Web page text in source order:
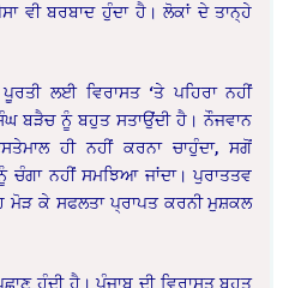
ਵੀ ਬਰਬਾਦ ਹੁੰਦਾ ਹੈ। ਲੋਕਾਂ ਦੇ ਤਾਨ੍ਹੇ
ਲਈ ਵਿਰਾਸਤ ‘ਤੇ ਪਹਿਰਾ ਨਹੀਂ
ਬੜੈਚ ਨੂੰ ਬਹੁਤ ਸਤਾਉਂਦੀ ਹੈ। ਨੌਜਵਾਨ
ਹੀ ਨਹੀਂ ਕਰਨਾ ਚਾਹੁੰਦਾ, ਸਗੋਂ
ਚੰਗਾ ਨਹੀਂ ਸਮਝਿਆ ਜਾਂਦਾ। ਪੁਰਾਤਤਵ
ਮੋੜ ਕੇ ਸਫਲਤਾ ਪ੍ਰਾਪਤ ਕਰਨੀ ਮੁਸ਼ਕਲ
ਹੁੰਦੀ ਹੈ। ਪੰਜਾਬ ਦੀ ਵਿਰਾਸਤ ਬਹੁਤ